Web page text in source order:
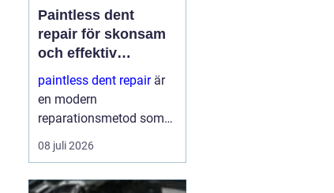
Paintless dent
repair för skonsam
och effektiv
reparation av
bucklor
paintless dent repairär
en modern
reparationsmetod som
används för att ta bort
bucklor i bilplåt utan att
08 juli 2026